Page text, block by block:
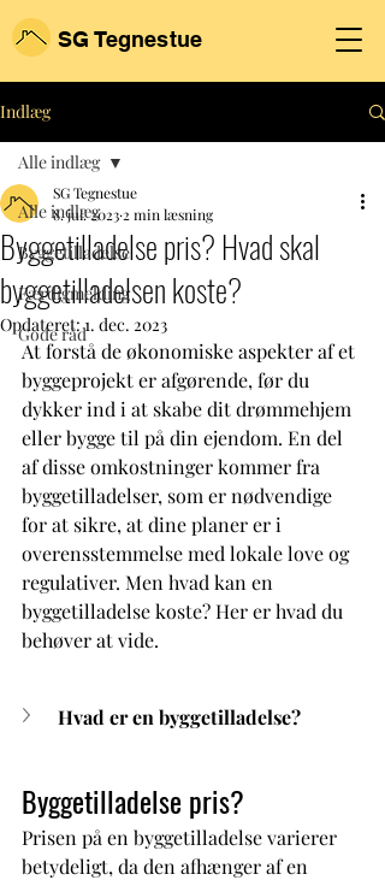
SGTegnestue
Indlæg
Alle indlæg
Byggetilladelse
Færdigmelding
Gode råd
Alle indlæg
Byggetilladelse pris? Hvad skal
byggetilladelsen koste?
SG Tegnestue
8. jul. 2023 2 min læsning
Opdateret:1. dec. 2023
At forstå de økonomiske aspekter af et
byggeprojekt er afgørende, før du
dykker ind i at skabe dit drømmehjem
eller bygge til på din ejendom. En del
af disse omkostninger kommer fra
byggetilladelser, som er nødvendige
for at sikre, at dine planer er i
overensstemmelse med lokale love og
regulativer. Men hvad kan en
byggetilladelse koste? Her er hvad du
behøver at vide.
Hvad er en byggetilladelse?
Byggetilladelse pris?
Prisen på en byggetilladelse varierer
betydeligt, da den afhænger af en